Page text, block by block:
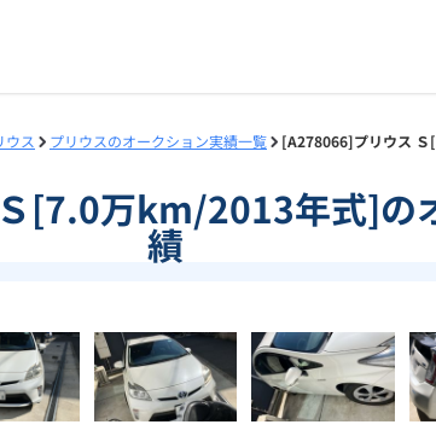
ウス プリウスのオークション実績一覧 [A278066]プリウス
[7.0万km/2013年式]の
績